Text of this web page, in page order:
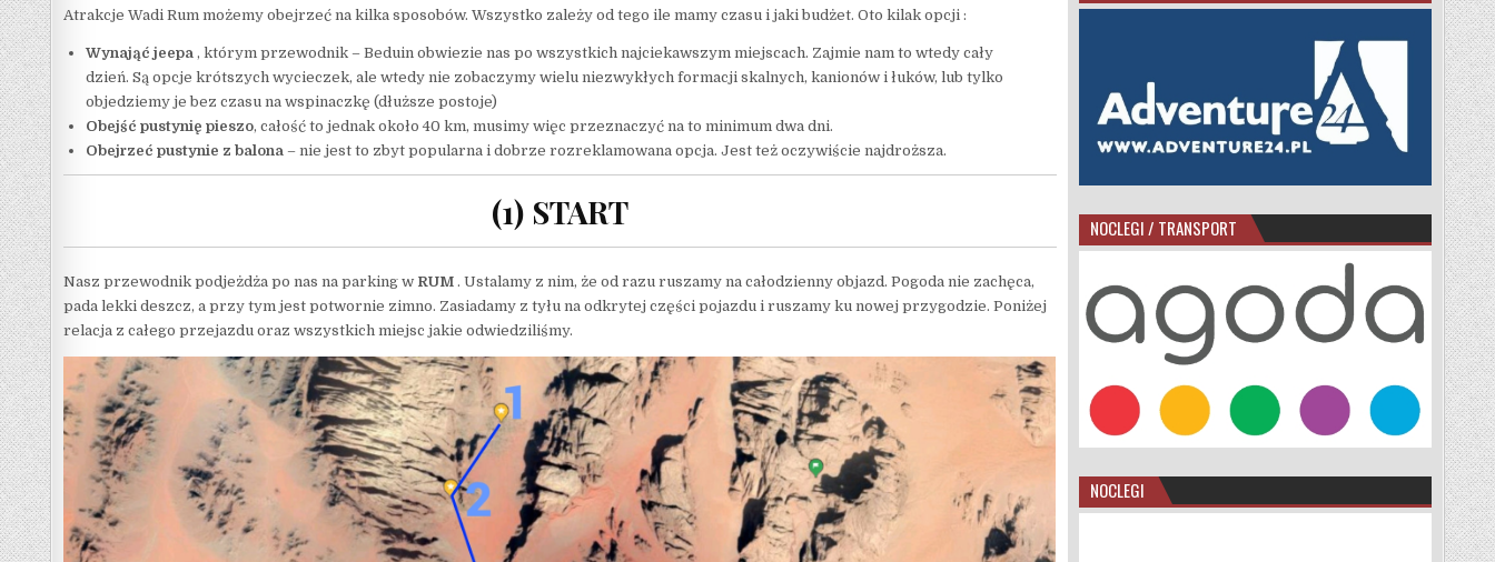
Atrakcje Wadi Rum możemy obejrzeć na kilka sposobów. Wszystko zależy od tego ile mamy czasu i jaki budżet. Oto kilak opcji :
Wynająć jeepa , którym przewodnik – Beduin obwiezie nas po wszystkich najciekawszym miejscach. Zajmie nam to wtedy cały
dzień. Są opcje krótszych wycieczek, ale wtedy nie zobaczymy wielu niezwykłych formacji skalnych, kanionów i łuków, lub tylko
objedziemy je bez czasu na wspinaczkę (dłuższe postoje)
Obejść pustynię pieszo, całość to jednak około 40 km, musimy więc przeznaczyć na to minimum dwa dni.
Obejrzeć pustynie z balona – nie jest to zbyt popularna i dobrze rozreklamowana opcja. Jest też oczywiście najdroższa.
(1) START
Nasz przewodnik podjeżdża po nas na parking w RUM . Ustalamy z nim, że od razu ruszamy na całodzienny objazd. Pogoda nie zachęca,
pada lekki deszcz, a przy tym jest potwornie zimno. Zasiadamy z tyłu na odkrytej części pojazdu i ruszamy ku nowej przygodzie. Poniżej
relacja z całego przejazdu oraz wszystkich miejsc jakie odwiedziliśmy.
NOCLEGI / TRANSPORT
NOCLEGI